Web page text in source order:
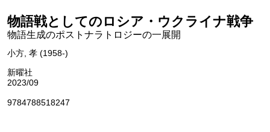
物語戦としてのロシア・ウクライナ戦争
物語生成のポストナラトロジーの一展開
小方, 孝 (1958-)
新曜社
2023/09
9784788518247